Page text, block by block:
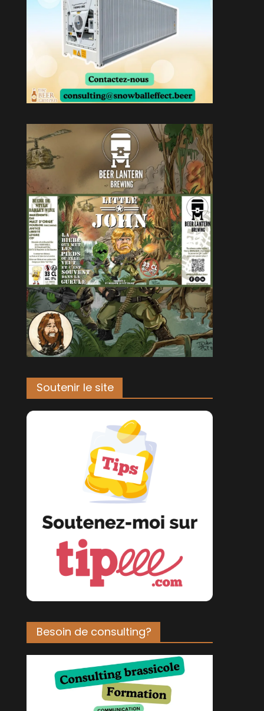
Soutenir le site
Besoin de consulting?